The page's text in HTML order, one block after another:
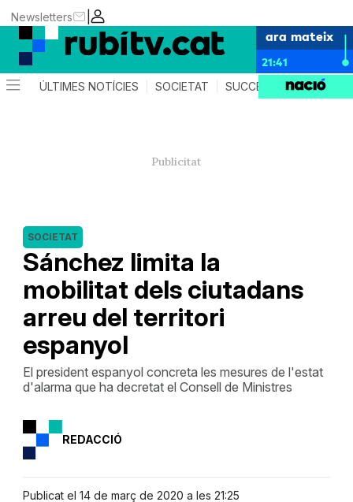
|
Newsletters
ara mateix
21:41
ÚLTIMES NOTÍCIES SOCIETAT SUCCESSOS
Sánchez limita la
mobilitat dels ciutadans
arreu del territori
espanyol
SOCIETAT
El president espanyol concreta les mesures de l'estat
d'alarma que ha decretat el Consell de Ministres
REDACCIÓ
Publicat el 14 de març de 2020 a les 21:25